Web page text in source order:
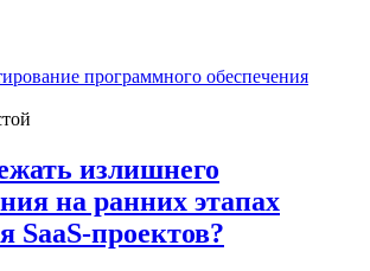
программного обеспечения
излишнего
на ранних этапах
SaaS-проектов?